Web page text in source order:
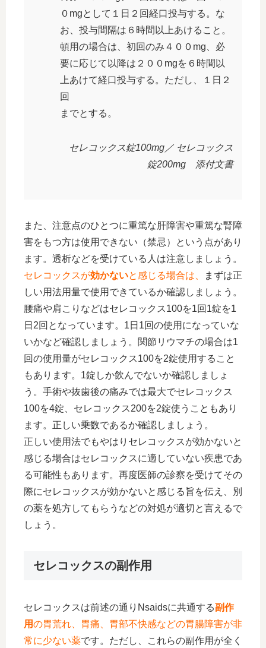
０mgとして１日２回経口投与する。な
お、投与間隔は６時間以上あけること。
頓用の場合は、初回のみ４００mg、必
要に応じて以降は２００mgを６時間以
上あけて経口投与する。ただし、１日２
回
までとする。
セレコックス錠100mg／ セレコックス
錠200mg 添付文書
また、注意点のひとつに重篤な肝障害や重篤な腎障
害をもつ方は使用できない（禁忌）という点があり
ます。透析などを受けている人は注意しましょう。
セレコックスが効かないと感じる場合は、
まずは正
しい用法用量で使用できているか確認しましょう。
腰痛や肩こりなどはセレコックス100を1回1錠を1
日2回となっています。1日1回の使用になっていな
いかなど確認しましょう。関節リウマチの場合は1
回の使用量がセレコックス100を2錠使用すること
もあります。1錠しか飲んでないか確認しましょ
う。手術や抜歯後の痛みでは最大でセレコックス
100を4錠、セレコックス200を2錠使うこともあり
ます。正しい乗数であるか確認しましょう。
正しい使用法でもやはりセレコックスが効かないと
感じる場合はセレコックスに適していない疾患であ
る可能性もあります。再度医師の診察を受けてその
際にセレコックスが効かないと感じる旨を伝え、別
の薬を処方してもらうなどの対処が適切と言えるで
しょう。
セレコックスの副作用
セレコックスは前述の通りNsaidsに共通する副作
用の胃荒れ、胃痛、胃部不快感などの胃腸障害が非
常に少ない薬です。ただし、これらの副作用が全く